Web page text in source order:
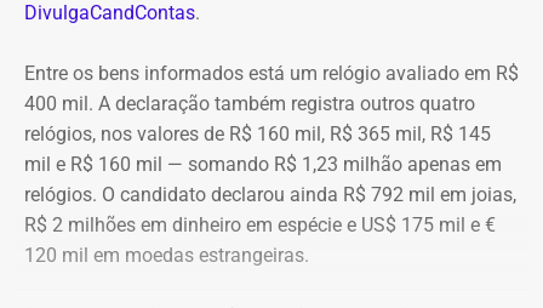
decretação da liquidação extrajudicial do Master pelo
foram suspensos e a estatal perdeu o acesso imediato
aos recursos aplicados.
A administração informou ter avaliado a possibilidade de
recuperação do crédito levando em consideração a ordem
de preferência dos credores, o histórico de recuperações
em casos semelhantes e a posição ocupada pela Cedae
DivulgaCandContas.
Entre os bens informados está um relógio avaliado em R$
400 mil. A declaração também registra outros quatro
relógios, nos valores de R$ 160 mil, R$ 365 mil, R$ 145
mil e R$ 160 mil — somando R$ 1,23 milhão apenas em
relógios. O candidato declarou ainda R$ 792 mil em joias,
R$ 2 milhões em dinheiro em espécie e US$ 175 mil e €
120 mil em moedas estrangeiras.